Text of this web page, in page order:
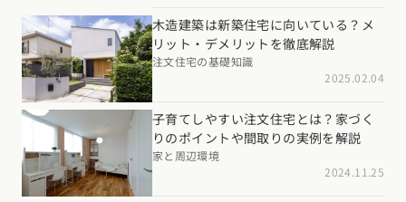
木造建築は新築住宅に向いている？メ
リット・デメリットを徹底解説
注文住宅の基礎知識
2025.02.04
子育てしやすい注文住宅とは？家づく
りのポイントや間取りの実例を解説
家と周辺環境
2024.11.25